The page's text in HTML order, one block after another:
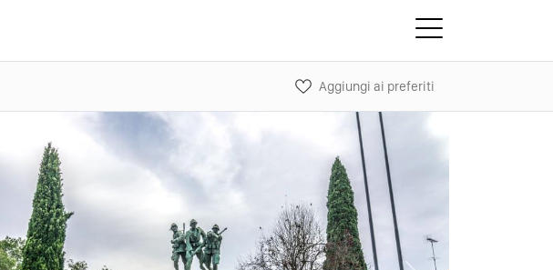
Aggiungi ai preferiti